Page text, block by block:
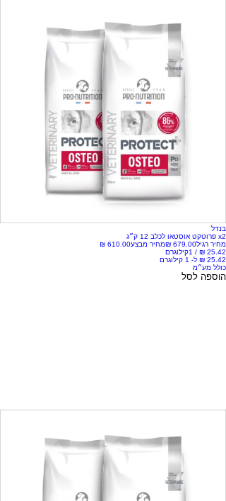
בנדל
x2 פרוטקט אוסטאו לכלב 12 ק״ג
מחיר רגיל
מחיר מבצע
/ 1קילוגרם
כולל מע״מ
הוספה לסל